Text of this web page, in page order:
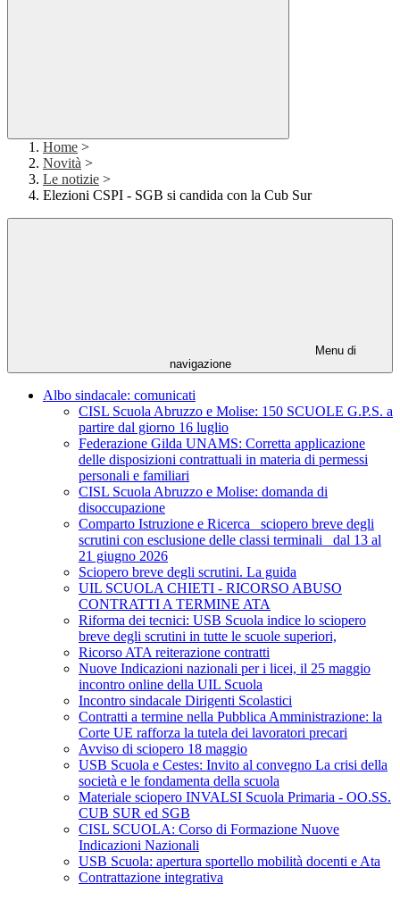
Home >
Novità >
Le notizie >
Elezioni CSPI - SGB si candida con la Cub Sur
Menu di
navigazione
Albo sindacale: comunicati
CISL Scuola Abruzzo e Molise: 150 SCUOLE G.P.S. a
partire dal giorno 16 luglio
Federazione Gilda UNAMS: Corretta applicazione
delle disposizioni contrattuali in materia di permessi
personali e familiari
CISL Scuola Abruzzo e Molise: domanda di
disoccupazione
Comparto Istruzione e Ricerca_ sciopero breve degli
scrutini con esclusione delle classi terminali_ dal 13 al
21 giugno 2026
Sciopero breve degli scrutini. La guida
UIL SCUOLA CHIETI - RICORSO ABUSO
CONTRATTI A TERMINE ATA
Riforma dei tecnici: USB Scuola indice lo sciopero
breve degli scrutini in tutte le scuole superiori,
Ricorso ATA reiterazione contratti
Nuove Indicazioni nazionali per i licei, il 25 maggio
incontro online della UIL Scuola
Incontro sindacale Dirigenti Scolastici
Contratti a termine nella Pubblica Amministrazione: la
Corte UE rafforza la tutela dei lavoratori precari
Avviso di sciopero 18 maggio
USB Scuola e Cestes: Invito al convegno La crisi della
società e le fondamenta della scuola
Materiale sciopero INVALSI Scuola Primaria - OO.SS.
CUB SUR ed SGB
CISL SCUOLA: Corso di Formazione Nuove
Indicazioni Nazionali
USB Scuola: apertura sportello mobilità docenti e Ata
Contrattazione integrativa